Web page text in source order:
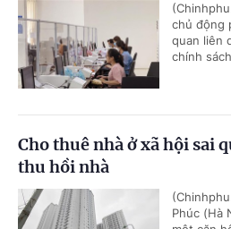
chủ động
quan liên
chính
Cho thuê nhà ở xã hội sai
thu hồi nhà
Phúc (Hà